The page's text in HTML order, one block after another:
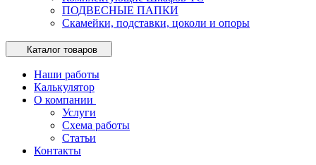
ПОДВЕСНЫЕ ПАПКИ
Скамейки, подставки, цоколи и опоры
Каталог товаров
Наши работы
Калькулятор
О компании
Услуги
Схема работы
Статьи
Контакты